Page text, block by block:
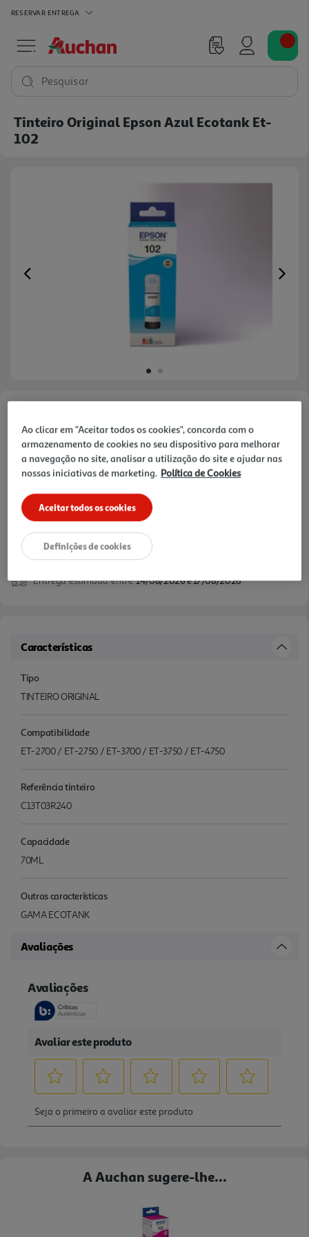
RESERVAR ENTREGA
Pesquisar
Tinteiro Original Epson Azul Ecotank Et-
102
Previous
Ref. / EAN:8715946643359
11,99 €
verificar stock em loja >
Entrega estimada entre14/08/2026 e 17/08/2026
Características
Tipo
TINTEIRO ORIGINAL
Compatibilidade
ET-2700 / ET-2750 / ET-3700 / ET-3750 / ET-4750
Referência tinteiro
C13T03R240
Capacidade
70ML
Outras características
GAMA ECOTANK
Avaliações
A Auchan sugere-lhe...
Ao clicar em "Aceitar todos os cookies", concorda com o
armazenamento de cookies no seu dispositivo para melhorar
a navegação no site, analisar a utilização do site e ajudar nas
nossas iniciativas de marketing. Política de Cookies
Aceitar todos os cookies
Definições de cookies